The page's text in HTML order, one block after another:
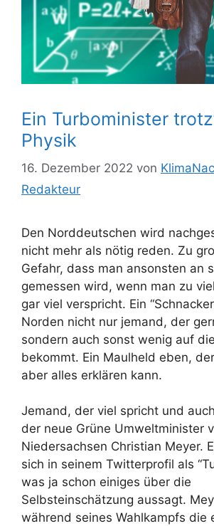
Ein Turbominister
Physik
16. Dezember 2022 von
Redakteur
Den Norddeutschen wird
nicht mehr als nötig reden. Zu
Gefahr, dass man ansonsten an
gemessen wird, wenn man zu
gar viel verspricht. Ein
Norden nicht nur jemand, der
sondern auch sonst wenig auf
bekommt. Ein Maulheld eben,
aber alles erklären kann.
Jemand, der viel spricht und
der neue Grüne Umweltminister
Niedersachsen Christian Meyer.
sich in seinem Twitterprofil als
was ja schon einiges über die
Selbsteinschätzung aussagt.
während seines Wahlkampfs die